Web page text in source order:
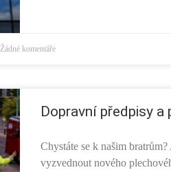
Žádné komentáře
Dopravní předpisy a
Chystáte se k našim
vyzvednout nového